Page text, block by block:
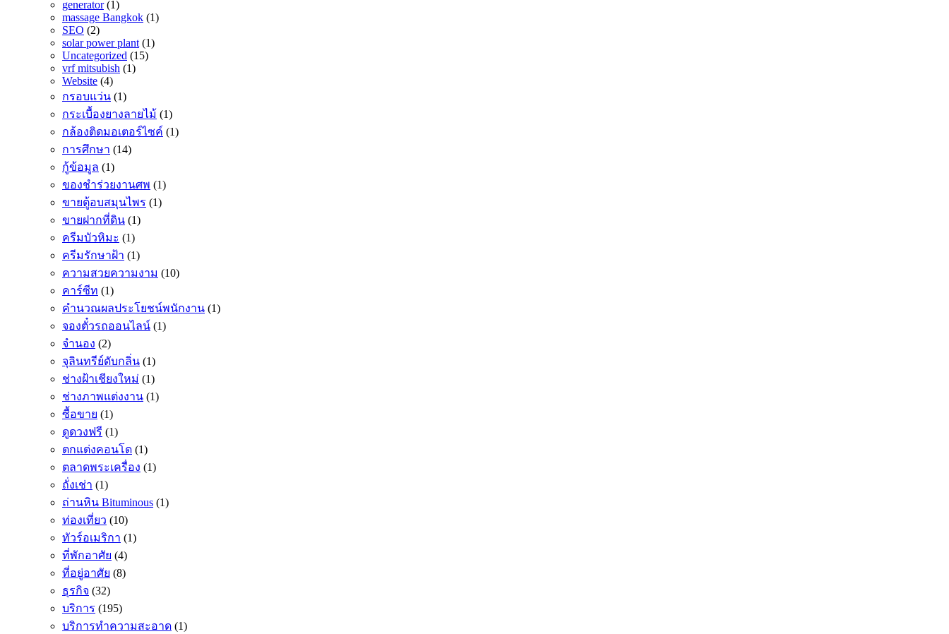
generator(1)
massage Bangkok (1)
SEO (2)
solar power plant (1)
Uncategorized (15)
vrf mitsubish (1)
Website (4)
กรอบแว่น (1)
กระเบื้องยางลายไม้ (1)
กล้องติดมอเตอร์ไซค์ (1)
การศึกษา (14)
กู้ข้อมูล (1)
ของชำร่วยงานศพ (1)
ขายตู้อบสมุนไพร (1)
ขายฝากที่ดิน (1)
ครีมบัวหิมะ (1)
ครีมรักษาฝ้า (1)
ความสวยความงาม (10)
คาร์ซีท (1)
คำนวณผลประโยชน์พนักงาน (1)
จองตั๋วรถออนไลน์ (1)
จำนอง (2)
จุลินทรีย์ดับกลิ่น (1)
ช่างฝ้าเชียงใหม่ (1)
ช่างภาพแต่งงาน (1)
ซื้อขาย (1)
ดูดวงฟรี (1)
ตกแต่งคอนโด (1)
ตลาดพระเครื่อง (1)
ถั่งเช่า (1)
ถ่านหิน Bituminous (1)
ท่องเที่ยว (10)
ทัวร์อเมริกา (1)
ที่พักอาศัย (4)
ที่อยู่อาศัย (8)
ธุรกิจ (32)
บริการ (195)
บริการทำความสะอาด (1)